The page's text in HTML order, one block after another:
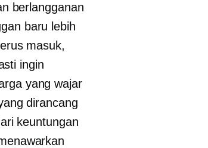
berlangganan
baru lebih
masuk,
ingin
yang wajar
dirancang
keuntungan